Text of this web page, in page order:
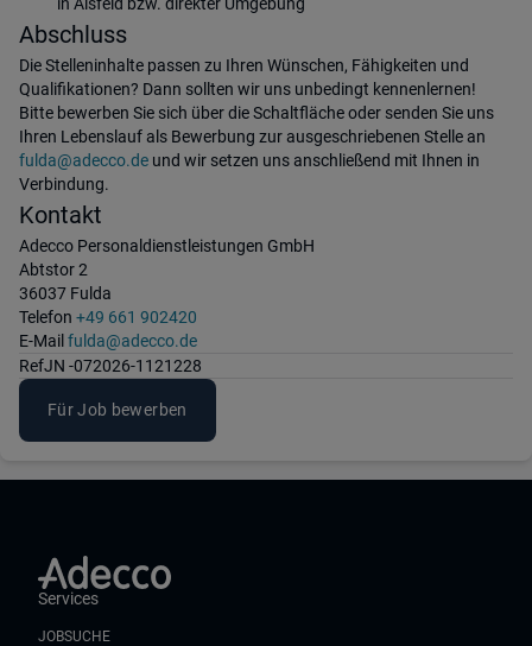
Abschluss
Die Stelleninhalte passen zu Ihren Wünschen, Fähigkeiten und
Qualifikationen? Dann sollten wir uns unbedingt kennenlernen!
Bitte bewerben Sie sich über die Schaltfläche oder senden Sie uns
Ihren Lebenslauf als Bewerbung zur ausgeschriebenen Stelle an
fulda@adecco.de und wir setzen uns anschließend mit Ihnen in
Verbindung.
Kontakt
Adecco Personaldienstleistungen GmbH
Abtstor 2
36037 Fulda
Telefon +49 661 902420
E-Mail fulda@adecco.de
RefJN -072026-1121228
Für Job bewerben
Services
JOBSUCHE